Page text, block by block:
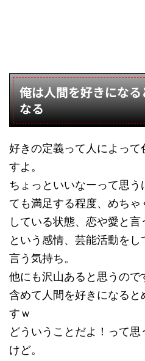
俺は人間を好きにな
なる
好きの定義って人によっ
すよ。
ちょっといいなーって思う
ても満足する程度、めち
している状態、恋や愛と
という感情、芸能活動を
言う気持ち。
他にも沢山あると思うの
含めて人間を好きになると
すｗ
どういうことだよ！って
けど。